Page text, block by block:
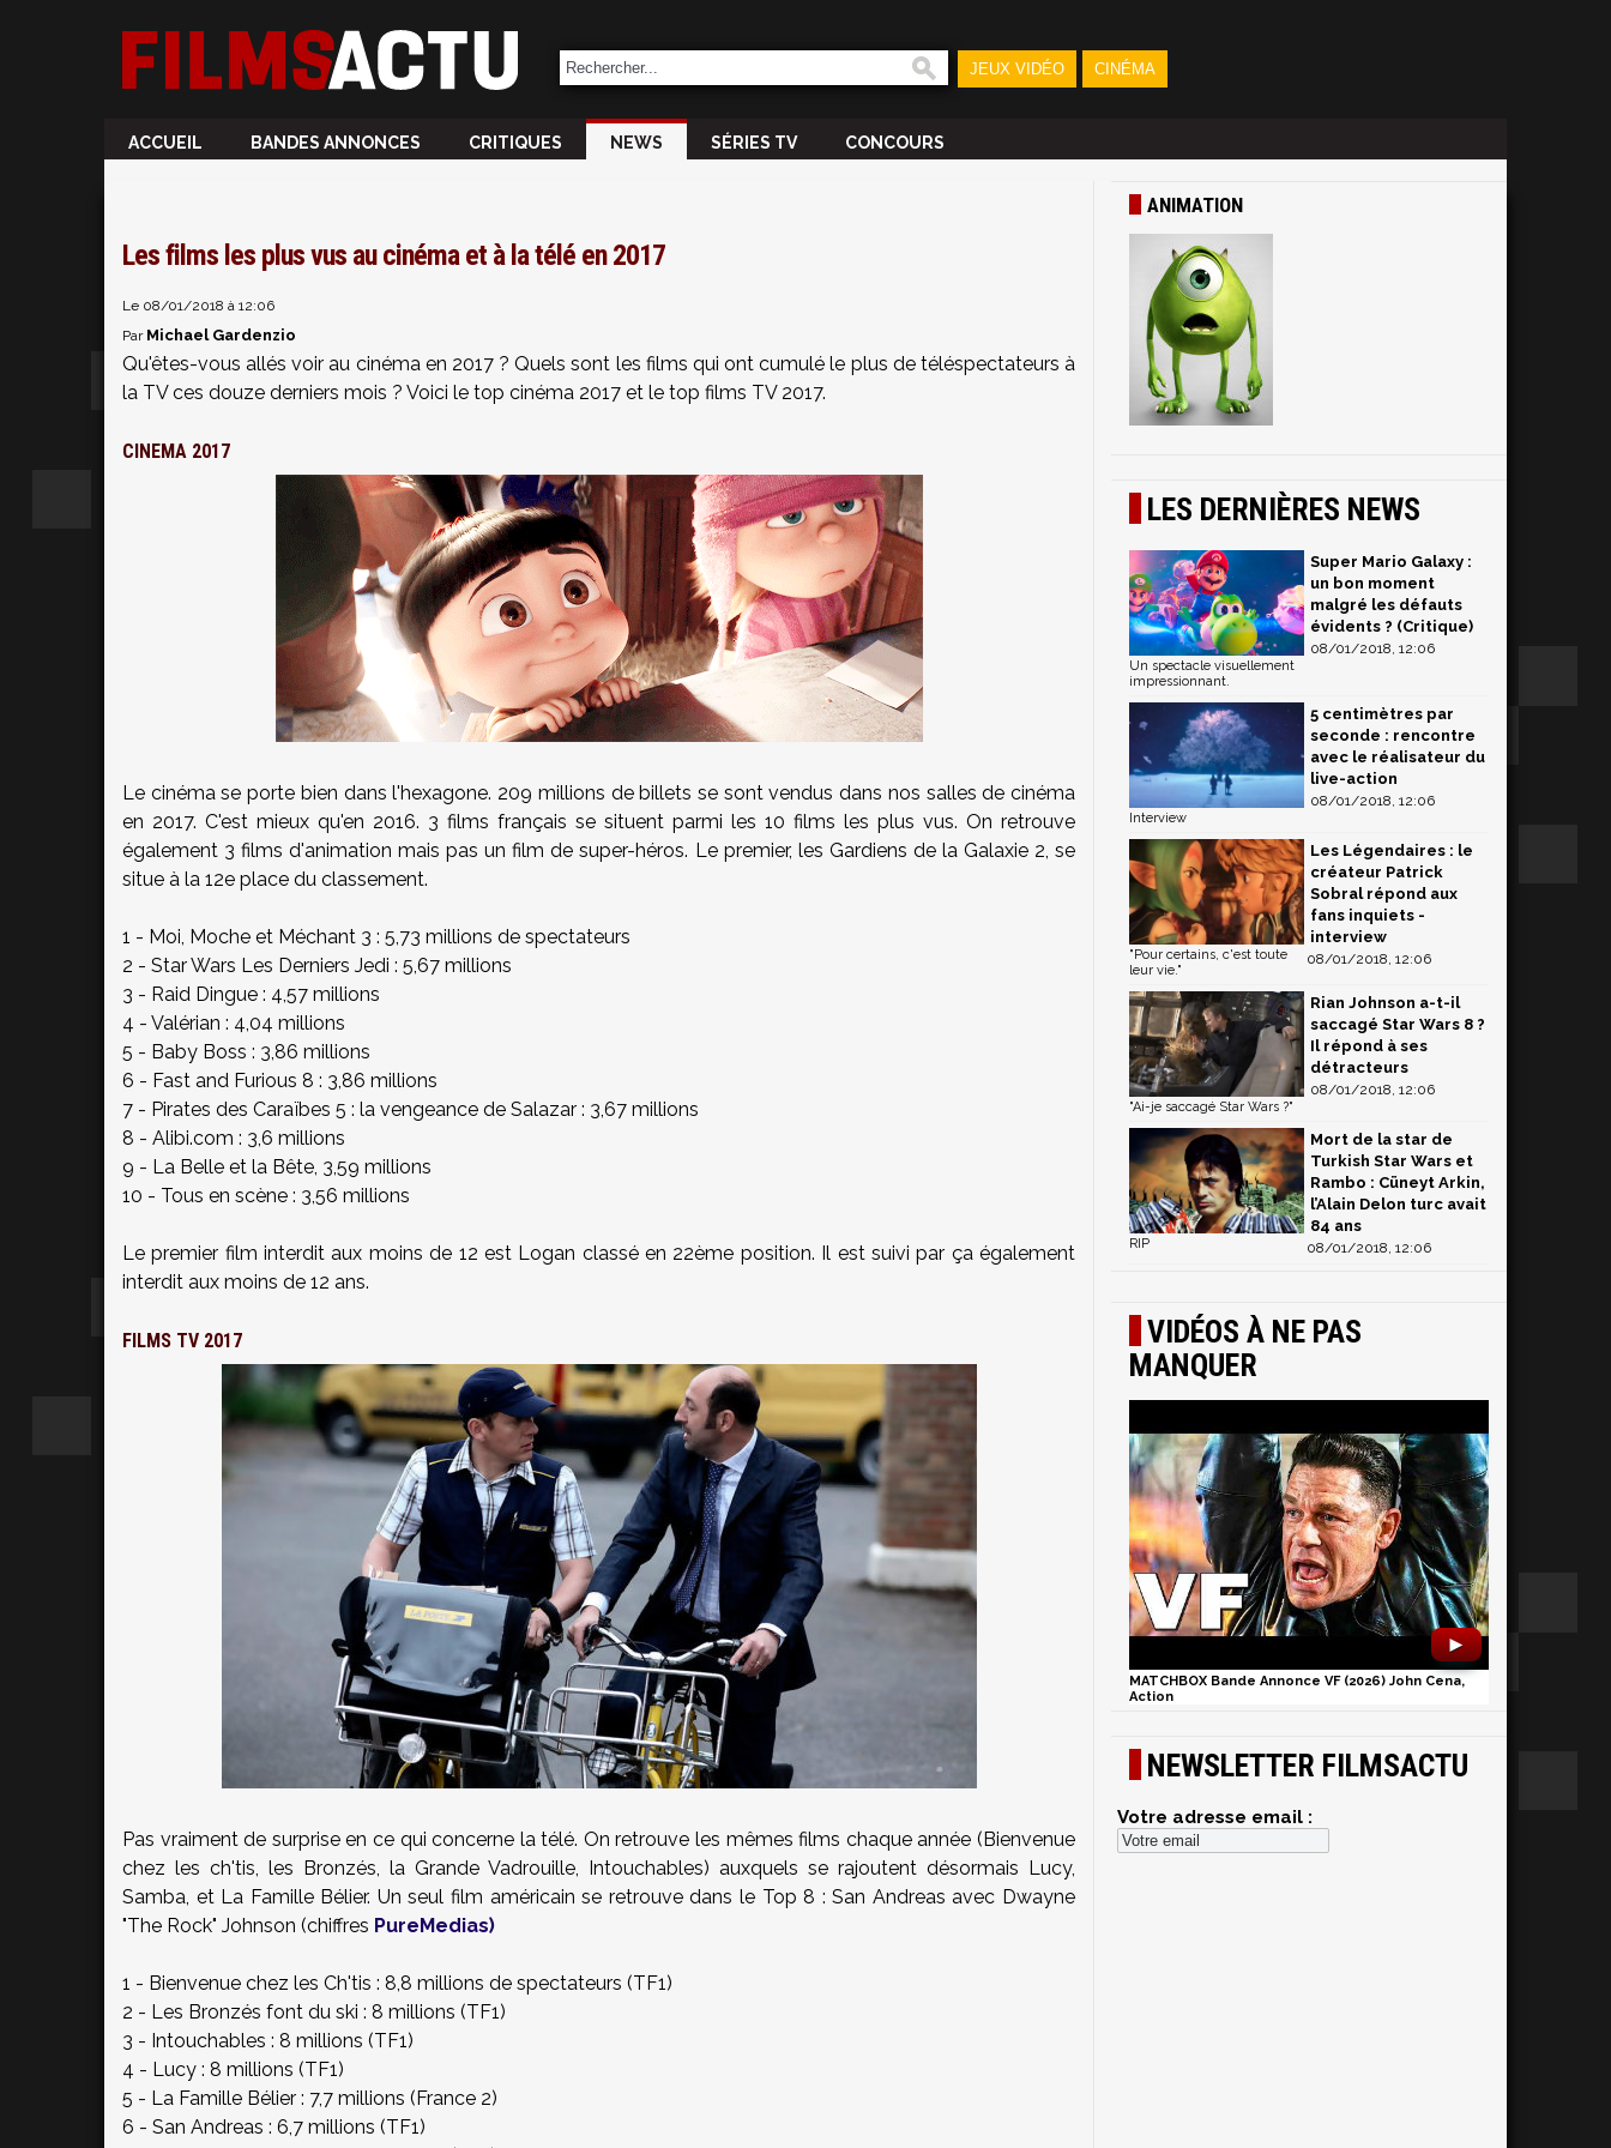
JEUX VIDÉO CINÉMA
ACCUEIL BANDES ANNONCES CRITIQUES NEWS SÉRIES TV CONCOURS
Les films les plus vus au cinéma et à la télé en 2017
Le 08/01/2018 à 12:06
Par Michael Gardenzio
Qu'êtes-vous allés voir au cinéma en 2017 ? Quels sont les films qui ont cumulé le plus de téléspectateurs à
la TV ces douze derniers mois ? Voici le top cinéma 2017 et le top films TV 2017.
CINEMA 2017
Le cinéma se porte bien dans l'hexagone. 209 millions de billets se sont vendus dans nos salles de cinéma
en 2017. C'est mieux qu'en 2016. 3 films français se situent parmi les 10 films les plus vus. On retrouve
également 3 films d'animation mais pas un film de super-héros. Le premier, les Gardiens de la Galaxie 2, se
situe à la 12e place du classement.
1 - Moi, Moche et Méchant 3 : 5,73 millions de spectateurs
2 - Star Wars Les Derniers Jedi : 5,67 millions
3 - Raid Dingue : 4,57 millions
4 - Valérian : 4,04 millions
5 - Baby Boss : 3,86 millions
6 - Fast and Furious 8 : 3,86 millions
7 - Pirates des Caraïbes 5 : la vengeance de Salazar : 3,67 millions
8 - Alibi.com : 3,6 millions
9 - La Belle et la Bête, 3,59 millions
10 - Tous en scène : 3,56 millions
Le premier film interdit aux moins de 12 est Logan classé en 22ème position. Il est suivi par ça également
interdit aux moins de 12 ans.
FILMS TV 2017
Pas vraiment de surprise en ce qui concerne la télé. On retrouve les mêmes films chaque année (Bienvenue
chez les ch'tis, les Bronzés, la Grande Vadrouille, Intouchables) auxquels se rajoutent désormais Lucy,
Samba, et La Famille Bélier. Un seul film américain se retrouve dans le Top 8 : San Andreas avec Dwayne
"The Rock" Johnson (chiffres PureMedias)
1 - Bienvenue chez les Ch'tis : 8,8 millions de spectateurs (TF1)
2 - Les Bronzés font du ski : 8 millions (TF1)
3 - Intouchables : 8 millions (TF1)
4 - Lucy : 8 millions (TF1)
5 - La Famille Bélier : 7,7 millions (France 2)
6 - San Andreas : 6,7 millions (TF1)
ANIMATION
LES DERNIÈRES NEWS
Super Mario Galaxy :
un bon moment
malgré les défauts
évidents ? (Critique)
08/01/2018, 12:06
Un spectacle visuellement
impressionnant.
5 centimètres par
seconde : rencontre
avec le réalisateur du
live-action
08/01/2018, 12:06
Interview
Les Légendaires : le
créateur Patrick
Sobral répond aux
fans inquiets -
interview
08/01/2018, 12:06
"Pour certains, c'est toute
leur vie."
Rian Johnson a-t-il
saccagé Star Wars 8 ?
Il répond à ses
détracteurs
08/01/2018, 12:06
"Ai-je saccagé Star Wars ?"
Mort de la star de
Turkish Star Wars et
Rambo : Cüneyt Arkin,
l’Alain Delon turc avait
84 ans
08/01/2018, 12:06
RIP
VIDÉOS À NE PAS
MANQUER
►
MATCHBOX Bande Annonce VF (2026) John Cena,
Action
NEWSLETTER FILMSACTU
Votre adresse email :